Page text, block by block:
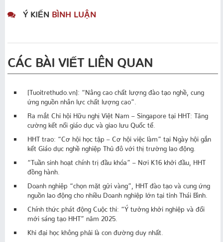
Ý KIẾN BÌNH LUẬN
CÁC BÀI VIẾT LIÊN QUAN
[Tuoitrethudo.vn]: “Nâng cao chất lượng đào tạo nghề, cung
ứng nguồn nhân lực chất lượng cao”.
Ra mắt Chi hội Hữu nghị Việt Nam – Singapore tại HHT: Tăng
cường kết nối giáo dục và giao lưu Quốc tế.
HHT trao: “Cơ hội học tập – Cơ hội việc làm” tại Ngày hội gắn
kết Giáo dục nghề nghiệp Thủ đô với thị trường lao động.
“Tuần sinh hoạt chính trị đầu khóa” – Nơi K16 khởi đầu, HHT
đồng hành.
Doanh nghiệp “chọn mặt gửi vàng”, HHT đào tạo và cung ứng
nguồn lao động cho nhiều Doanh nghiệp lớn tại tỉnh Thái Bình.
Chính thức phát động Cuộc thi: “Ý tưởng khởi nghiệp và đổi
mới sáng tạo HHT” năm 2025.
Khi đại học không phải là con đường duy nhất.